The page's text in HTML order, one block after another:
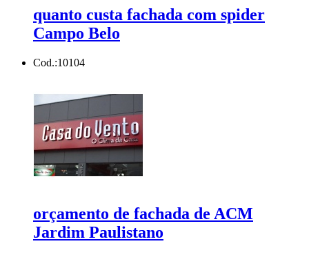
quanto custa fachada com spider
Campo Belo
Cod.:10104
orçamento de fachada de ACM
Jardim Paulistano